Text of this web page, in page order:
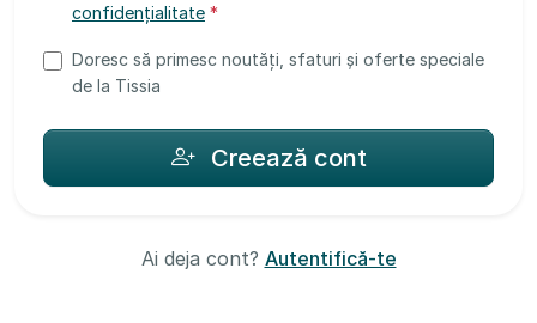
confidențialitate *
Doresc să primesc noutăți, sfaturi și oferte speciale
de la Tissia
Creează cont
Ai deja cont? Autentifică-te